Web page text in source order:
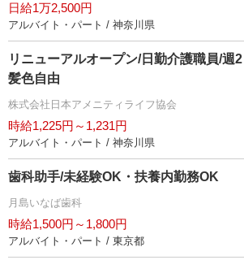
日給1万2,500円
アルバイト・パート / 神奈川県
リニューアルオープン/日勤介護職員/週
髪色自由
株式会社日本アメニティライフ協会
時給1,225円～1,231円
アルバイト・パート / 神奈川県
歯科助手/未経験OK・扶養内勤務OK
月島いなば歯科
時給1,500円～1,800円
アルバイト・パート / 東京都